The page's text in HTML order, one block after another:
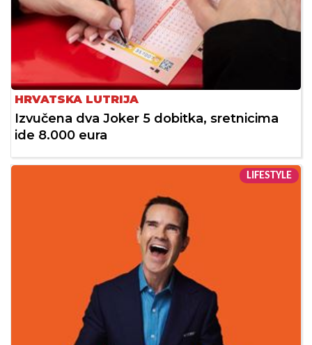
HRVATSKA LUTRIJA
Izvučena dva Joker 5 dobitka, sretnicima
ide 8.000 eura
LIFESTYLE